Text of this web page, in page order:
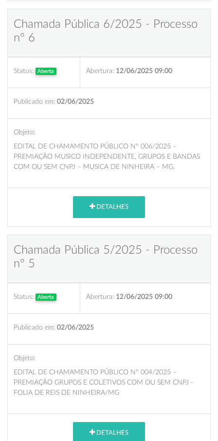
Chamada Pública 6/2025 - Processo
nº 6
Status: Aberta Abertura: 12/06/2025 09:00
Publicado em: 02/06/2025
Objeto:
EDITAL DE CHAMAMENTO PÚBLICO Nº 006/2025 –
PREMIAÇÃO MUSICO INDEPENDENTE, GRUPOS E BANDAS
COM OU SEM CNPJ – MUSICA DE NINHEIRA – MG.
DETALHES
Chamada Pública 5/2025 - Processo
nº 5
Status: Aberta Abertura: 12/06/2025 09:00
Publicado em: 02/06/2025
Objeto:
EDITAL DE CHAMAMENTO PÚBLICO Nº 004/2025 –
PREMIAÇÃO GRUPOS E COLETIVOS COM OU SEM CNPJ -
FOLIA DE REIS DE NINHEIRA/MG
DETALHES